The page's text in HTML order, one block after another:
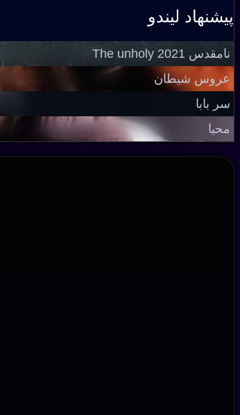
پیشنهاد لیندو
نامقدس The unholy 2021
عروس شیطان
سر بابا
محیا